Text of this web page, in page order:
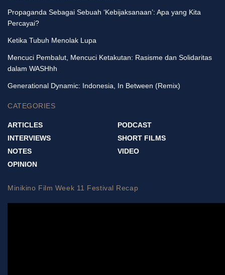
Propaganda Sebagai Sebuah ‘Kebijaksanaan’: Apa yang Kita
Percayai?
Ketika Tubuh Menolak Lupa
Mencuci Pembalut, Mencuci Ketakutan: Rasisme dan Solidaritas
dalam WASHhh
Generational Dynamic: Indonesia, In Between (Remix)
CATEGORIES
ARTICLES
INTERVIEWS
NOTES
OPINION
PODCAST
SHORT FILMS
VIDEO
Minikino Film Week 11 Festival Recap